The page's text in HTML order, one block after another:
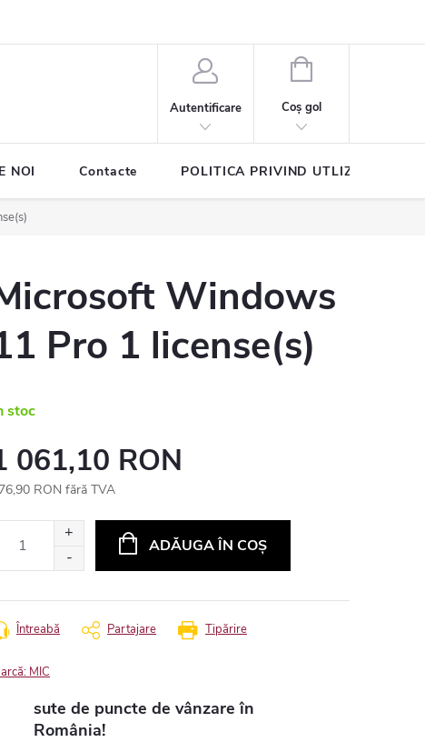
Autentificare
COŞ
CUMPĂRĂTURI
Coş gol
NOI Contacte POLITICA PRIVIND UTLIZAREA
Windows
Pro 1 license(s)
stoc
061,10 RON
RON fără TVA
ADĂUGA ÎN COŞ
Tipărire
Întreabă Partajare
MIC
sute de puncte de vânzare în
România!